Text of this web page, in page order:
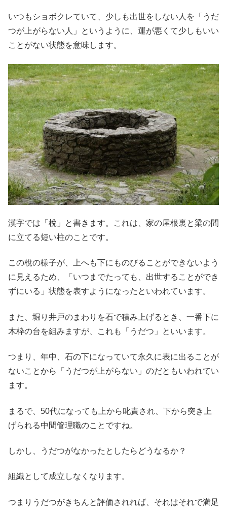
いつもショボクレていて、少しも出世をしない人を「うだ
つが上がらない人」というように、運が悪くて少しもいい
ことがない状態を意味します。
漢字では「梲」と書きます。これは、家の屋根裏と梁の間
に立てる短い柱のことです。
この梲の様子が、上へも下にものびることができないよう
に見えるため、「いつまでたっても、出世することができ
ずにいる」状態を表すようになったといわれています。
また、堀り井戸のまわりを石で積み上げるとき、一番下に
木枠の台を組みますが、これも「うだつ」といいます。
つまり、年中、石の下になっていて永久に表に出ることが
ないことから「うだつが上がらない」のだともいわれてい
ます。
まるで、50代になっても上から叱責され、下から突き上
げられる中間管理職のことですね。
しかし、うだつがなかったとしたらどうなるか？
組織として成立しなくなります。
つまりうだつがきちんと評価されれば、それはそれで満足